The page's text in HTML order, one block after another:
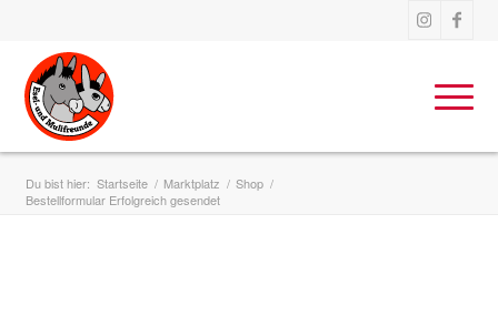
Du bist hier: Startseite / Marktplatz / Shop /
Bestellformular Erfolgreich gesendet